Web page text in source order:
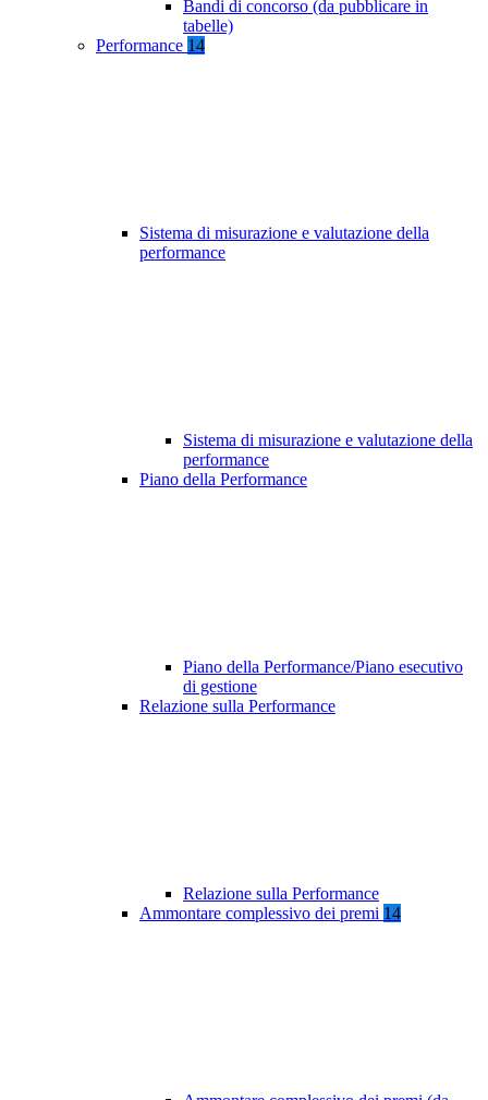
Bandi di concorso (da pubblicare in
tabelle)
Performance 14
Sistema di misurazione e valutazione della
performance
Sistema di misurazione e valutazione della
performance
Piano della Performance
Piano della Performance/Piano esecutivo
di gestione
Relazione sulla Performance
Relazione sulla Performance
Ammontare complessivo dei premi 14